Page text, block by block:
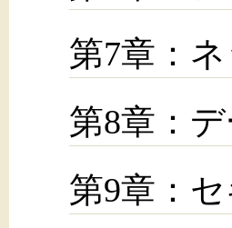
第7章：
第8章：
第9章：